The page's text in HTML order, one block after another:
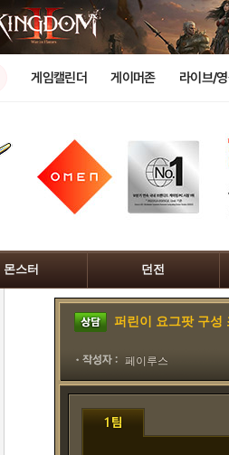
게임캘린더 게이머존 라이브/
몬스터 던전
퍼린이 요그팟 구성
페이루스